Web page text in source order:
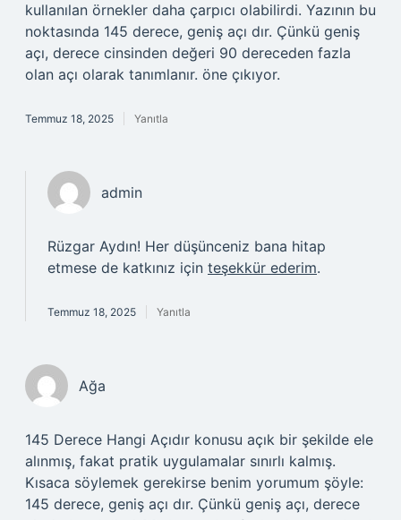
kullanılan örnekler daha çarpıcı olabilirdi. Yazının bu
noktasında 145 derece, geniş açı dır. Çünkü geniş
açı, derece cinsinden değeri 90 dereceden fazla
olan açı olarak tanımlanır. öne çıkıyor.
Temmuz 18, 2025 Yanıtla
admin
Rüzgar Aydın! Her düşünceniz bana hitap
etmese de katkınız için teşekkür ederim.
Temmuz 18, 2025 Yanıtla
Ağa
145 Derece Hangi Açıdır konusu açık bir şekilde ele
alınmış, fakat pratik uygulamalar sınırlı kalmış.
Kısaca söylemek gerekirse benim yorumum şöyle:
145 derece, geniş açı dır. Çünkü geniş açı, derece